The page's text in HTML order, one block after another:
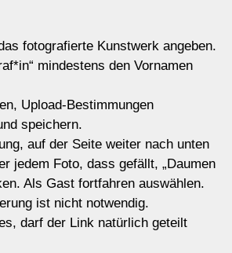
fotografierte Kunstwerk angeben.
mindestens den Vornamen
Upload-Bestimmungen
speichern.
auf der Seite weiter nach unten
jedem Foto, dass gefällt, „Daumen
Als Gast fortfahren auswählen.
ist nicht notwendig.
darf der Link natürlich geteilt